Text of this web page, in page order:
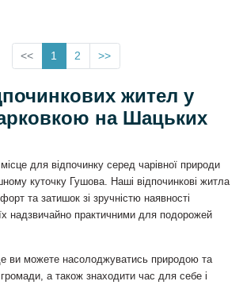
<< 1 2 >>
жител у
на Шацьких
для відпочинку серед чарівної природи
куточку Гушова. Наші відпочинкові житла
та затишок зі зручністю наявності
надзвичайно практичними для подорожей
ви можете насолоджуватись природою та
громади, а також знаходити час для себе і